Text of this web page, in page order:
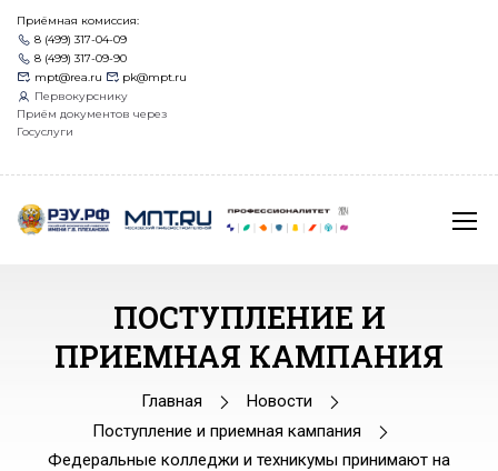
Приёмная комиссия:
8 (499) 317-04-09
8 (499) 317-09-90
mpt@rea.ru
pk@mpt.ru
Первокурснику
Приём документов через
Госуслуги
ПОСТУПЛЕНИЕ И
ПРИЕМНАЯ КАМПАНИЯ
Главная
Новости
Поступление и приемная кампания
Федеральные колледжи и техникумы принимают на